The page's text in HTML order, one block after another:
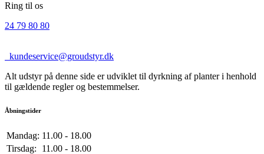
Ring til os
24 79 80 80
kundeservice@groudstyr.dk
Alt udstyr på denne side er udviklet til dyrkning af planter i henhold
til gældende regler og bestemmelser.
Åbningstider
Mandag: 11.00 - 18.00
Tirsdag:
11.00 - 18.00